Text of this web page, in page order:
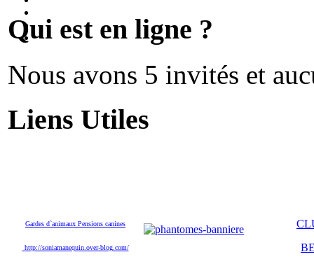
Qui est en ligne ?
Nous avons 5 invités et
Liens Utiles
Gardes d`animaux Pensions canines
http://soniamanequin.over-blog.com/